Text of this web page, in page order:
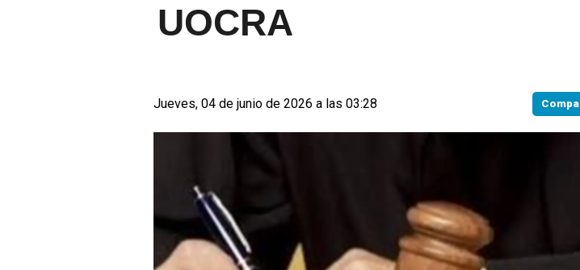
UOCRA
Jueves, 04 de junio de 2026 a las 03:28